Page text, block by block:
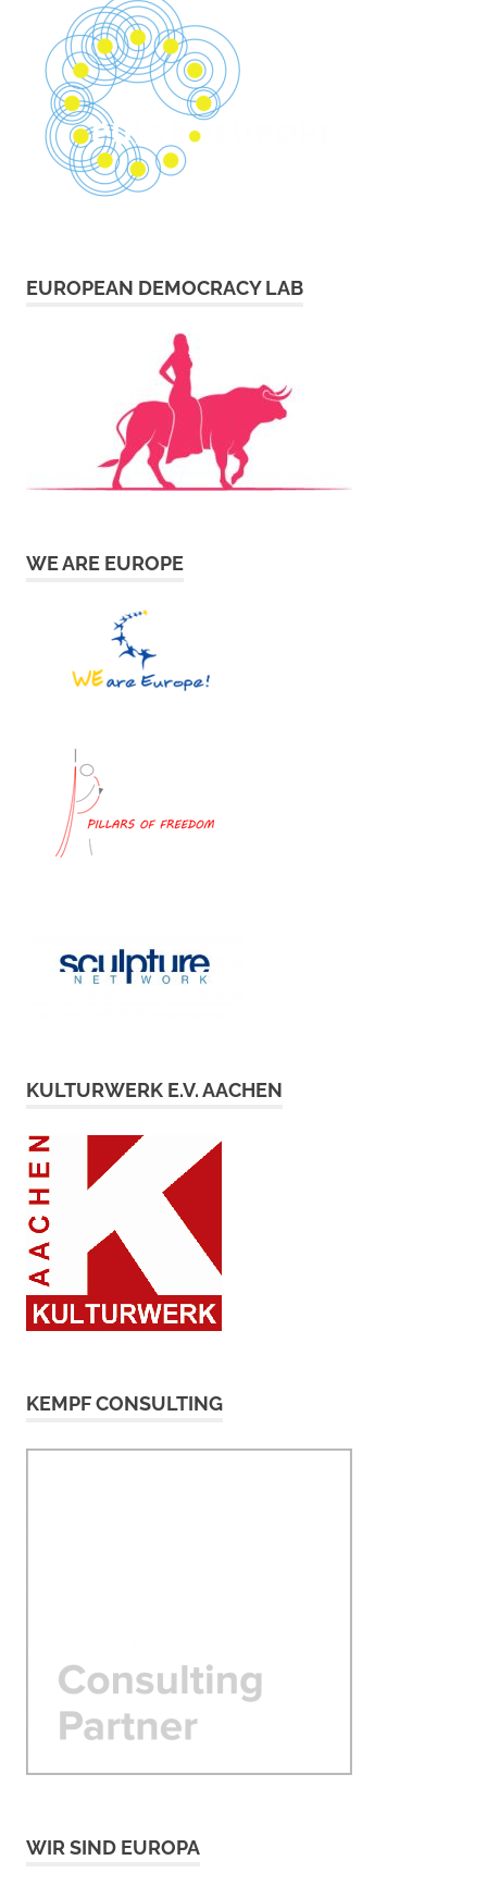
EUROPEAN DEMOCRACY LAB
WE ARE EUROPE
KULTURWERK E.V. AACHEN
KEMPF CONSULTING
WIR SIND EUROPA